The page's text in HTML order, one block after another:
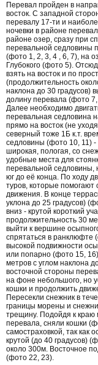
Перевал пройден в
восток. С западной
перевалу 17-ти и
ночевки в районе
районе озер, сразу при
перевальной седловины
(фото 1, 2, 3, 4 , 6, 7), на
Глубокого (фото 5).
взять на восток и по
(продолжительность
наклона до 30 градусов)
долину перевала (фото
Далее необходимо
перевальная седловина
прямо на восток (не
северный тоже 1Б к.т.
седловины (фото 10, 11) -
широкая, пологая, со
удобные места для
перевальной седловины,
юг до её конца. По ходу
туров, которые помогают
движения. В конце
уклона до 25 градусов)
вниз - крутой короткий
продолжительность 30
выйти к вершине
спрятаться в ранклюфте
высокой подвижности
или попарно (фото 15,
метров с углом наклона
восточной стороны
на фоне небольшого, но
кошки и продолжить
Пересекли снежник в
границы морены и
трещину. Подойдя к краю
перевала, сняли кошки
самостраховкой, так как
крутой (до 40 градусов)
около 300м. Восточное
(фото 22, 23).